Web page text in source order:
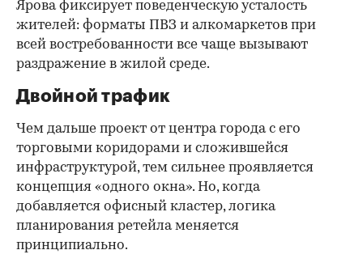
Ярова фиксирует поведенческую усталость
жителей: форматы ПВЗ и алкомаркетов при
всей востребованности все чаще вызывают
раздражение в жилой среде.
Двойной трафик
Чем дальше проект от центра города с его
торговыми коридорами и сложившейся
инфраструктурой, тем сильнее проявляется
концепция «одного окна». Но, когда
добавляется офисный кластер, логика
планирования ретейла меняется
принципиально.